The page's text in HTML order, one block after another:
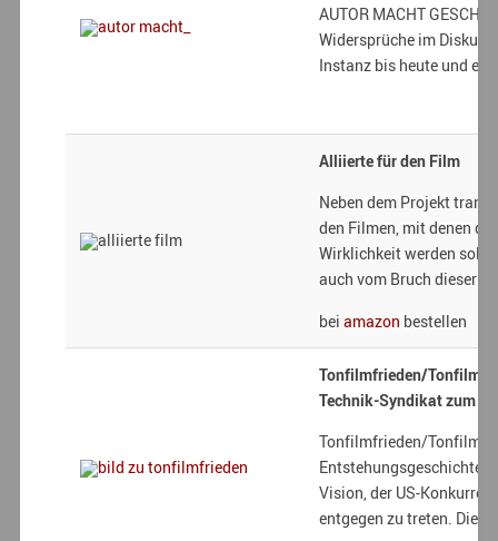
AUTOR MACHT
Widersprüche im
Instanz bis heute und
Alliierte für den Film
Neben dem Projekt
den Filmen, mit denen
Wirklichkeit werden
auch vom Bruch dieser
bei amazon bestellen
Tonfilmfrieden/
Technik-Syndikat zum
Tonfilmfrieden/
Entstehungsgeschichte
Vision, der US-
entgegen zu treten. Die